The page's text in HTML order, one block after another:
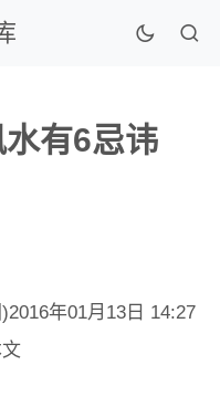
有6忌讳
年01月13日 14:27